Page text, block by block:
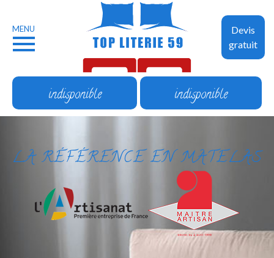
Devis
gratuit
MENU
indisponible indisponible
LA RÉFÉRENCE EN MATELAS